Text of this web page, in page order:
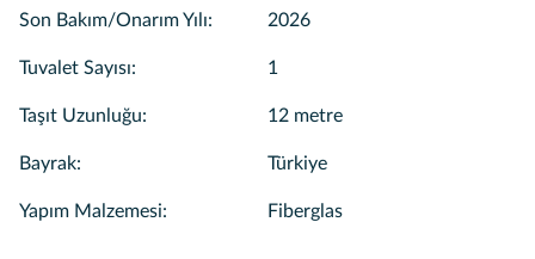
Son Bakım/Onarım Yılı: 2026
Tuvalet Sayısı: 1
Taşıt Uzunluğu: 12 metre
Bayrak: Türkiye
Yapım Malzemesi: Fiberglas